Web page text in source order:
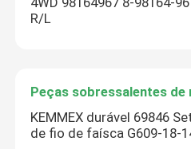
R/L
Peças sobressalentes de
KEMMEX durável 69846
de fio de faísca G609-18-